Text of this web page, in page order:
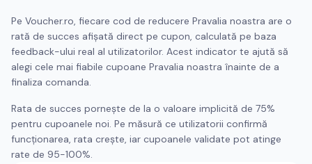
Pe Voucher.ro, fiecare cod de reducere Pravalia noastra are o
rată de succes afișată direct pe cupon, calculată pe baza
feedback-ului real al utilizatorilor. Acest indicator te ajută să
alegi cele mai fiabile cupoane Pravalia noastra înainte de a
finaliza comanda.
Rata de succes pornește de la o valoare implicită de 75%
pentru cupoanele noi. Pe măsură ce utilizatorii confirmă
funcționarea, rata crește, iar cupoanele validate pot atinge
rate de 95-100%.